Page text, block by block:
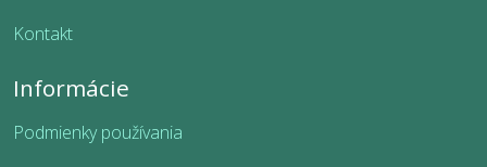
Kontakt
Informácie
Podmienky používania